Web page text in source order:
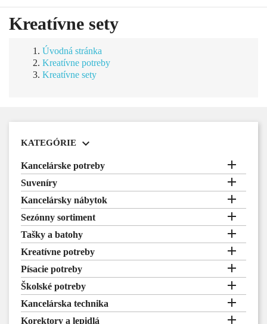
Kreatívne sety
Úvodná stránka
Kreatívne potreby
Kreatívne sety
KATEGÓRIE 
Kancelárske potreby 
Suveníry 
Kancelársky nábytok 
Sezónny sortiment 
Tašky a batohy 
Kreatívne potreby 
Písacie potreby 
Školské potreby 
Kancelárska technika 
Korektory a lepidlá 